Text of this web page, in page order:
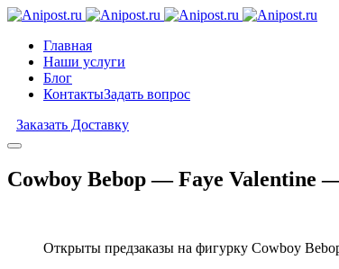
Главная
Наши услуги
Блог
КонтактыЗадать вопрос
Заказать Доставку
Cowboy Bebop — Faye Valentine
Открыты предзаказы на фигурку Cowboy